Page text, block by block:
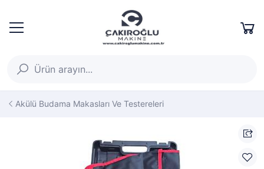
Akülü Budama Makasları Ve Testereleri